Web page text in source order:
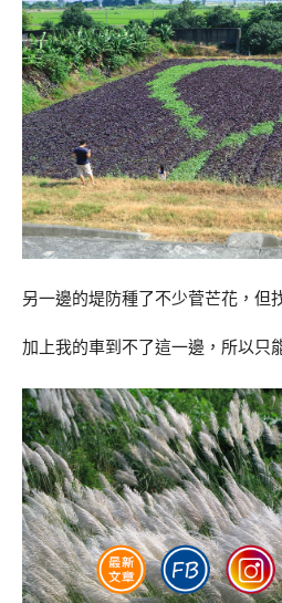
另一邊的堤防種了不少菅芒花，但
加上我的車到不了這一邊，所以只